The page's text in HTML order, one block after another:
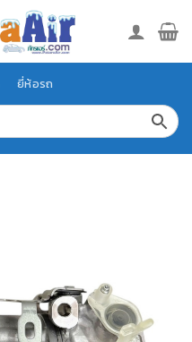
ยี่ห้อรถ